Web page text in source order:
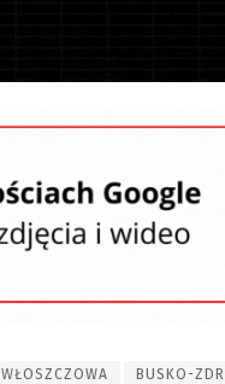
WŁOSZCZOWA BUSKO-